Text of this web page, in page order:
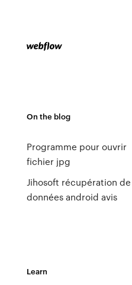
On the blog
Programme pour ouvrir
fichier jpg
Jihosoft récupération de
données android avis
Learn